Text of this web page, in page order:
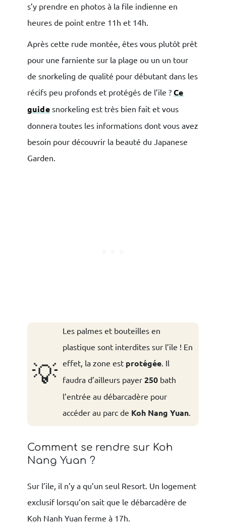
s’y prendre en photos à la file indienne en
heures de point entre 11h et 14h.
Après cette rude montée, êtes vous plutôt prêt
pour une farniente sur la plage ou un un tour
de snorkeling de qualité pour débutant dans les
récifs peu profonds et protégés de l’ile ? Ce
guide snorkeling est très bien fait et vous
donnera toutes les informations dont vous avez
besoin pour découvrir la beauté du Japanese
Garden.
💡
Les palmes et bouteilles en
plastique sont interdites sur l’ile ! En
effet, la zone est protégée. Il
faudra d’ailleurs payer 250 bath
l’entrée au débarcadère pour
accéder au parc de Koh Nang Yuan.
Comment se rendre sur Koh
Nang Yuan ?
Sur l’ile, il n’y a qu’un seul Resort. Un logement
exclusif lorsqu’on sait que le débarcadère de
Koh Nanh Yuan ferme à 17h.